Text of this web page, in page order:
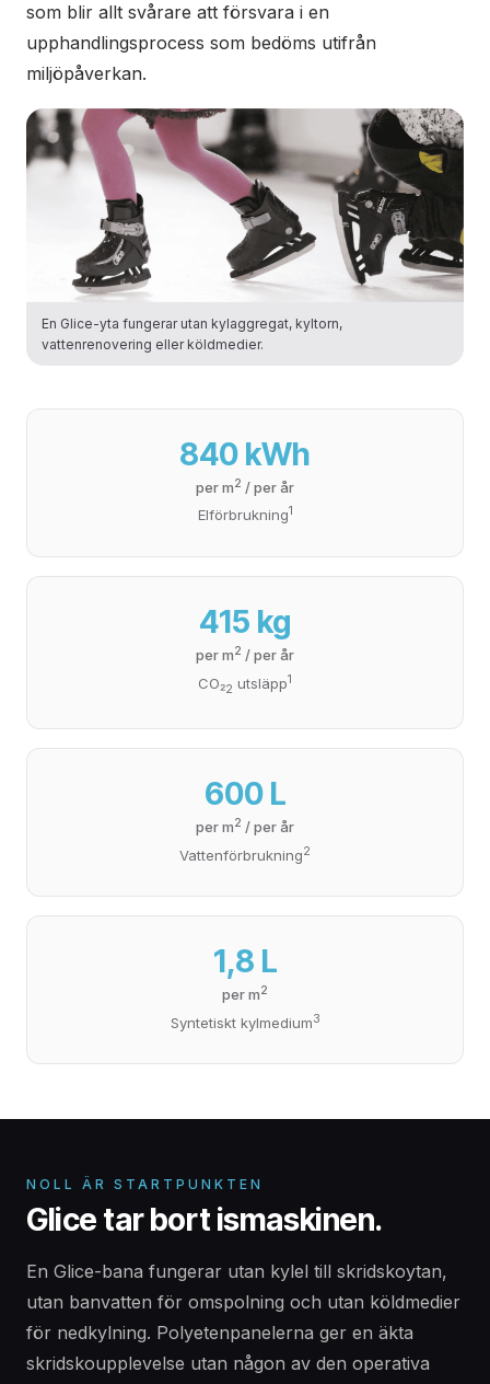
som blir allt svårare att försvara i en
upphandlingsprocess som bedöms utifrån
miljöpåverkan.
En Glice-yta fungerar utan kylaggregat, kyltorn,
vattenrenovering eller köldmedier.
840 kWh
per m2 / per år
Elförbrukning1
415 kg
per m2 / per år
CO₂2 utsläpp1
600 L
per m2 / per år
Vattenförbrukning2
1,8 L
per m2
Syntetiskt kylmedium3
NOLL ÄR STARTPUNKTEN
Glice tar bort ismaskinen.
En Glice-bana fungerar utan kylel till skridskoytan,
utan banvatten för omspolning och utan köldmedier
för nedkylning. Polyetenpanelerna ger en äkta
skridskoupplevelse utan någon av den operativa